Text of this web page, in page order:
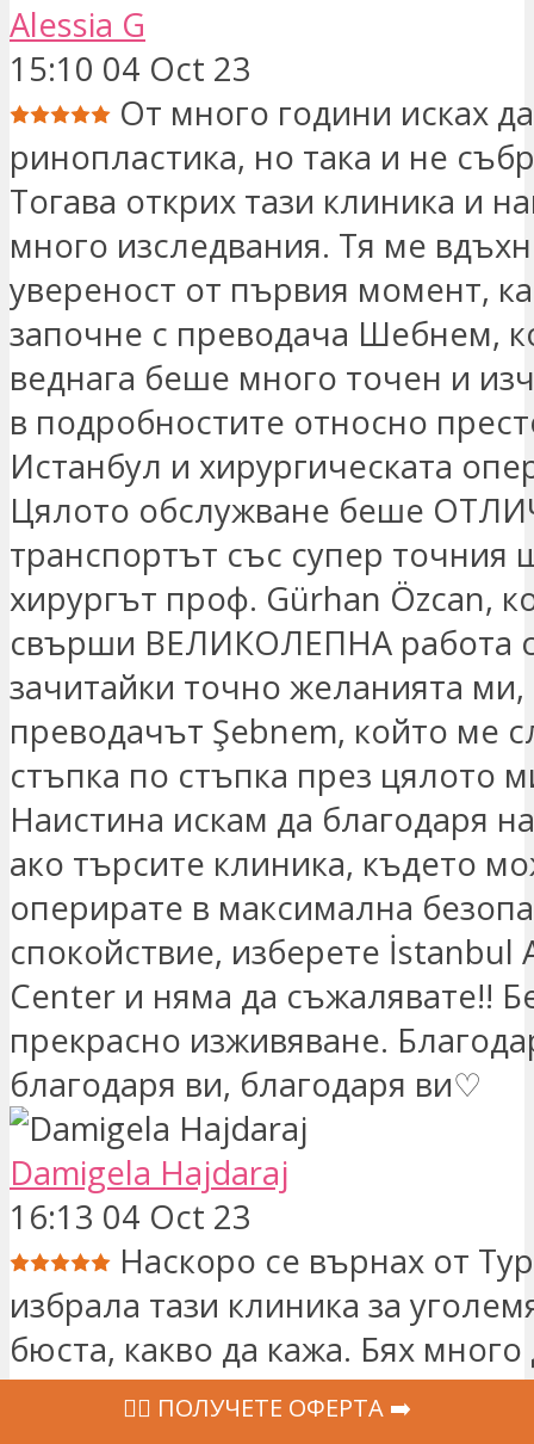
Alessia G
15:10 04 Oct 23
От много години исках
ринопластика, но така и не
Тогава открих тази клиника и
много изследвания. Тя ме
увереност от първия момент,
започне с преводача Шебнем,
веднага беше много точен и
в подробностите относно
Истанбул и хирургическата
Цялото обслужване беше
транспортът със супер точния
хирургът проф. Gürhan Özcan,
свърши ВЕЛИКОЛЕПНА работа
зачитайки точно желанията
преводачът Şebnem, който ме
стъпка по стъпка през цялото
Наистина искам да благодаря
ако търсите клиника, където
оперирате в максимална
спокойствие, изберете İstanbul
Center и няма да съжалявате!!
прекрасно изживяване.
благодаря ви, благодаря ви♡
Damigela Hajdaraj
16:13 04 Oct 23
Наскоро се върнах от
избрала тази клиника за
бюста, какво да кажа. Бях
Клиниката беше красива, много
‍👩‍⚕ ПОЛУЧЕТЕ ОФЕРТА ➡️